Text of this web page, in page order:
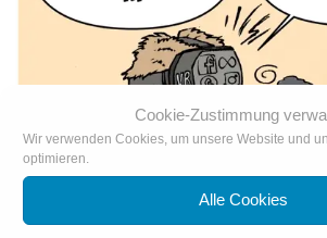
Cookie-Zustimmung
Wir verwenden Cookies, um unsere Website und
optimieren.
Alle Cookies